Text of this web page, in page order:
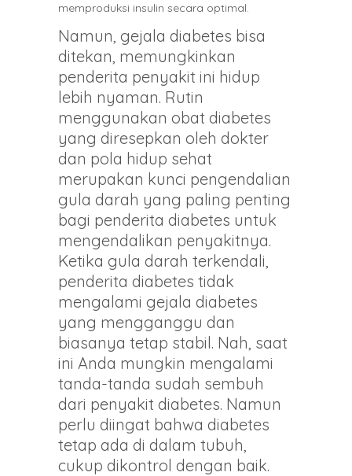
memproduksi insulin secara optimal.
Namun, gejala diabetes bisa
ditekan, memungkinkan
penderita penyakit ini hidup
lebih nyaman. Rutin
menggunakan obat diabetes
yang diresepkan oleh dokter
dan pola hidup sehat
merupakan kunci pengendalian
gula darah yang paling penting
bagi penderita diabetes untuk
mengendalikan penyakitnya.
Ketika gula darah terkendali,
penderita diabetes tidak
mengalami gejala diabetes
yang mengganggu dan
biasanya tetap stabil. Nah, saat
ini Anda mungkin mengalami
tanda-tanda sudah sembuh
dari penyakit diabetes. Namun
perlu diingat bahwa diabetes
tetap ada di dalam tubuh,
cukup dikontrol dengan baik.